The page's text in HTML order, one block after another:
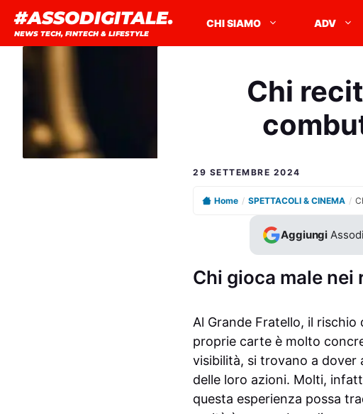
contenuto
#ASSODIGITALE.
NEWS TECH, FINTECH & LIFESTYLE
CHI SIAMO ADV
Chi
29 SETTEMBRE 2024
Home / SPETTACOLI & CINEMA /
Aggiungi
Chi gioca male
Al Grande Fratello, il
proprie carte è molto
visibilità, si trovano a dover
delle loro azioni. Molti,
questa esperienza possa